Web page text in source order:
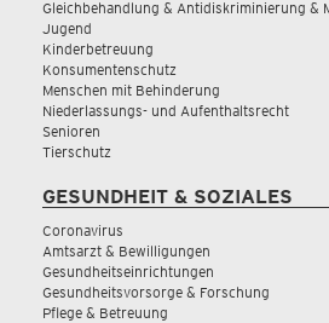
Gleichbehandlung & Antidiskriminierung &
Jugend
Kinderbetreuung
Konsumentenschutz
Menschen mit Behinderung
Niederlassungs- und Aufenthaltsrecht
Senioren
Tierschutz
GESUNDHEIT & SOZIALES
Coronavirus
Amtsarzt & Bewilligungen
Gesundheitseinrichtungen
Gesundheitsvorsorge & Forschung
Pflege & Betreuung